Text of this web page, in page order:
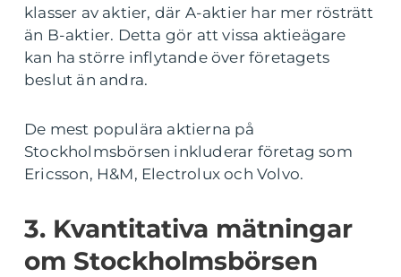
klasser av aktier, där A-aktier har mer rösträtt
än B-aktier. Detta gör att vissa aktieägare
kan ha större inflytande över företagets
beslut än andra.
De mest populära aktierna på
Stockholmsbörsen inkluderar företag som
Ericsson, H&M, Electrolux och Volvo.
3. Kvantitativa mätningar
om Stockholmsbörsen